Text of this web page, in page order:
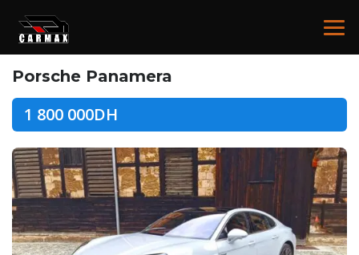
Porsche Panamera
1 800 000DH